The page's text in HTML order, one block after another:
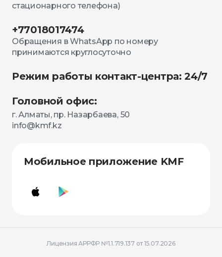
стационарного телефона)
+77018017474
Обращения в WhatsApp по номеру
принимаются круглосуточно
Режим работы контакт-центра: 24/7
Головной офис:
г. Алматы, пр. Назарбаева, 50
info@kmf.kz
Мобильное приложение KMF
Лицензия АРРФР №1.1.719.137 от 15.07.2026